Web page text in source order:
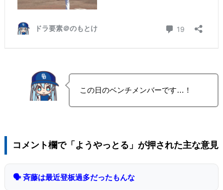
この日のベンチメンバーです…！
コメント欄で「ようやっとる」が押された主な意見
🗣 斉藤は最近登板過多だったもんな